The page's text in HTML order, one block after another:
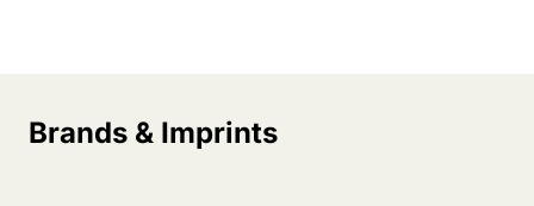
Brands & Imprints